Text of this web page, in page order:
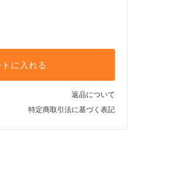
に入れる
返品について
特定商取引法に基づく表記